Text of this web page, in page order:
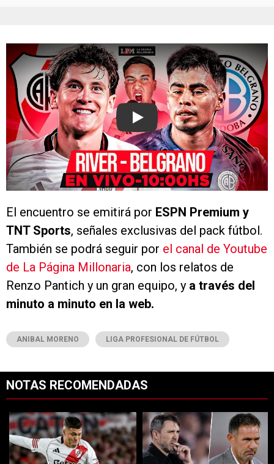
Play
El encuentro se emitirá por ESPN Premium y
TNT Sports, señales exclusivas del pack fútbol.
También se podrá seguir por el canal de Youtube
de La Página Millonaria, con los relatos de
Renzo Pantich y un gran equipo, y a través del
minuto a minuto en la web.
ANIBAL MORENO LIGA PROFESIONAL DE FÚTBOL
NOTAS RECOMENDADAS
Un artículo de tendencia con el título "Tras su salida de River,
Un artículo de tendencia con el